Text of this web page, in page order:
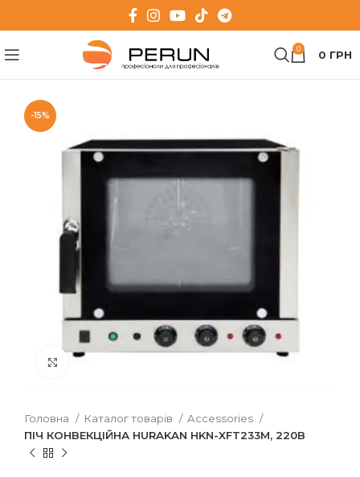
0 0 ГРН
-15%
Клацніть, щоб збільшити
Головна Каталог товарів
Accessories
ПІЧ КОНВЕКЦІЙНА HURAKAN HKN-XFT233M, 220В